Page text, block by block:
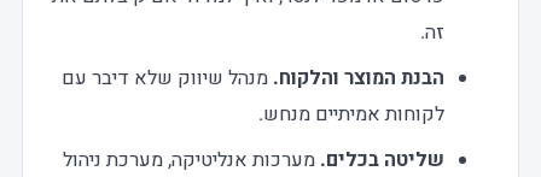
זה.
הבנת המוצר והלקוח. מנהל שיווק שלא דיבר עם
לקוחות אמיתיים מנחש.
שליטה בכלים. מערכות אנליטיקה, מערכת ניהול